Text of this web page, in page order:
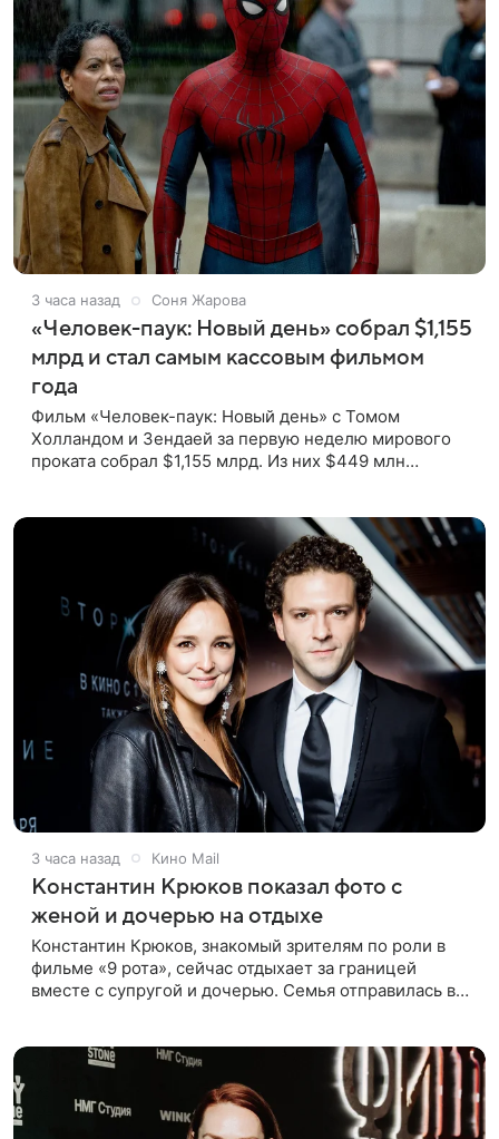
3 часа назад Соня Жарова
«Человек-паук: Новый день» собрал $1,155
млрд и стал самым кассовым фильмом
года
Фильм «Человек-паук: Новый день» с Томом
Холландом и Зендаей за первую неделю мирового
проката собрал $1,155 млрд. Из них $449 млн
3 часа назад Кино Mail
Константин Крюков показал фото с
женой и дочерью на отдыхе
Константин Крюков, знакомый зрителям по роли в
фильме «9 рота», сейчас отдыхает за границей
вместе с супругой и дочерью. Семья отправилась в